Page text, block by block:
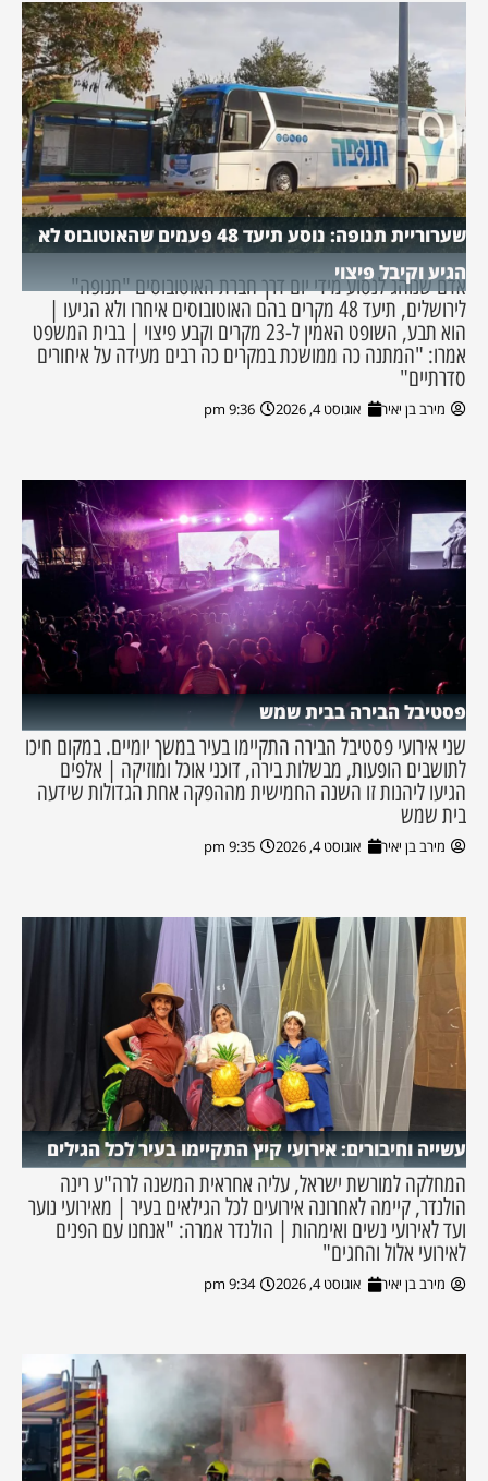
שערוריית תנופה: נוסע תיעד 48 פעמים שהאוטובוס לא
הגיע וקיבל פיצוי
אדם שנוהג לנסוע מידי יום דרך חברת האוטובוסים "תנופה"
לירושלים, תיעד 48 מקרים בהם האוטובוסים איחרו ולא הגיעו |
הוא תבע, השופט האמין ל-23 מקרים וקבע פיצוי | בבית המשפט
אמרו: "המתנה כה ממושכת במקרים כה רבים מעידה על איחורים
סדרתיים"
מירב בן יאיר אוגוסט 4, 2026 9:36 pm
פסטיבל הבירה בבית שמש
שני אירועי פסטיבל הבירה התקיימו בעיר במשך יומיים. במקום חיכו
לתושבים הופעות, מבשלות בירה, דוכני אוכל ומוזיקה | אלפים
הגיעו ליהנות זו השנה החמישית מההפקה אחת הגדולות שידעה
בית שמש
מירב בן יאיר אוגוסט 4, 2026 9:35 pm
עשייה וחיבורים: אירועי קיץ התקיימו בעיר לכל הגילים
המחלקה למורשת ישראל, עליה אחראית המשנה לרה"ע רינה
הולנדר, קיימה לאחרונה אירועים לכל הגילאים בעיר | מאירועי נוער
ועד לאירועי נשים ואימהות | הולנדר אמרה: "אנחנו עם הפנים
לאירועי אלול והחגים"
מירב בן יאיר אוגוסט 4, 2026 9:34 pm